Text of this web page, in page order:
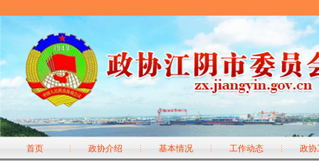
首页 政协介绍 基本情况 工作动态 政协